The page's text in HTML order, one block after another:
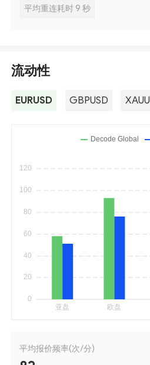
平均重连耗时 9 秒
流动性
EURUSD GBPUSD
平均报价频率(次/分)